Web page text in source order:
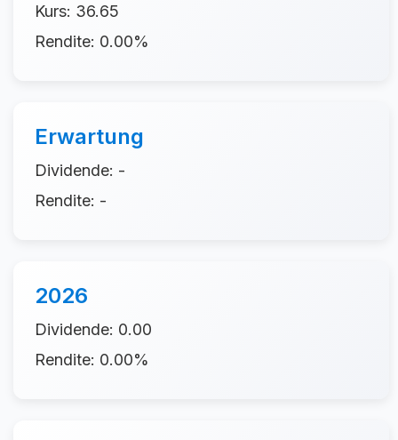
Kurs: 36.65
Rendite: 0.00%
Erwartung
Dividende: -
Rendite: -
2026
Dividende: 0.00
Rendite: 0.00%